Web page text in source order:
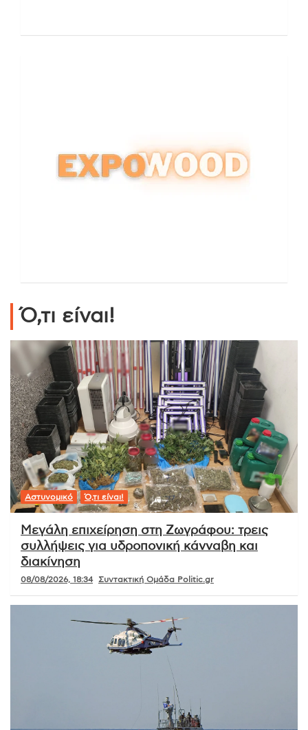
Ό,τι είναι!
Αστυνομικό Ό,τι είναι!
Μεγάλη επιχείρηση στη Ζωγράφου: τρεις
συλλήψεις για υδροπονική κάνναβη και
διακίνηση
08/08/2026, 18:34 Συντακτική Ομάδα Politic.gr